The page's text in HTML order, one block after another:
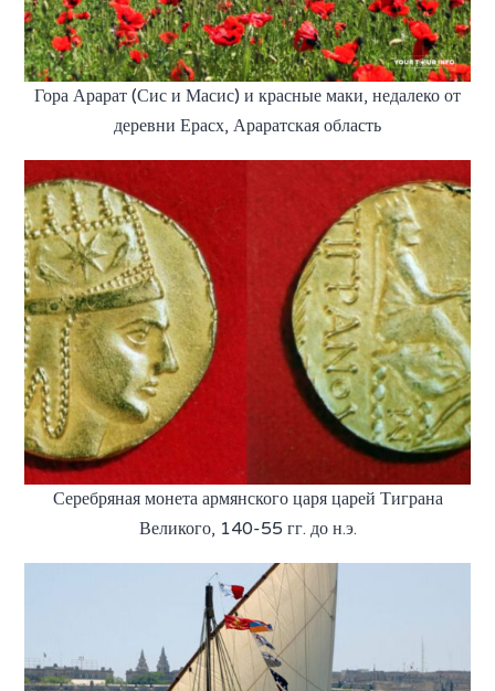
Гора Арарат (Сис и Масис) и красные маки, недалеко от
деревни Ерасх, Араратская область
Серебряная монета армянского царя царей Тиграна
Великого, 140-55 гг. до н.э.